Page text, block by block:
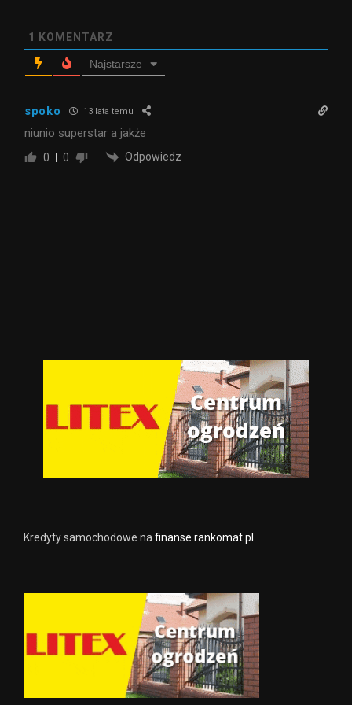
1 KOMENTARZ
Najstarsze
spoko 13 lata temu
niunio superstar a jakże
0 0 Odpowiedz
Kredyty samochodowe nafinanse.rankomat.pl